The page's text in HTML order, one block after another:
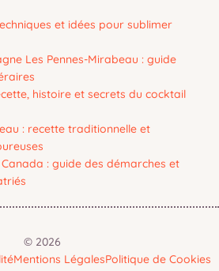
et idées pour sublimer
Les Pennes-Mirabeau : guide
histoire et secrets du cocktail
: recette traditionnelle et
: guide des démarches et
© 2026
Mentions LégalesPolitique de Cookies